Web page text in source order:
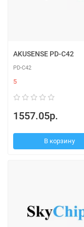
AKUSENSE PD-C42
PD-C42
5
1557.05р.
В корзину